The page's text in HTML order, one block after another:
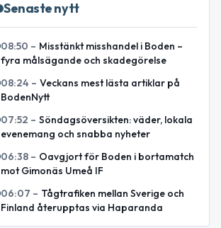
Senaste nytt
08:50 – Misstänkt misshandel i Boden –
fyra målsägande och skadegörelse
08:24 – Veckans mest lästa artiklar på
BodenNytt
07:52 – Söndagsöversikten: väder, lokala
evenemang och snabba nyheter
06:38 – Oavgjort för Boden i bortamatch
mot Gimonäs Umeå IF
06:07 – Tågtrafiken mellan Sverige och
Finland återupptas via Haparanda